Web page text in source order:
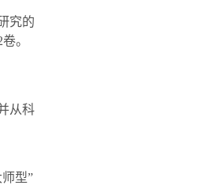
究的
卷。
从科
型”